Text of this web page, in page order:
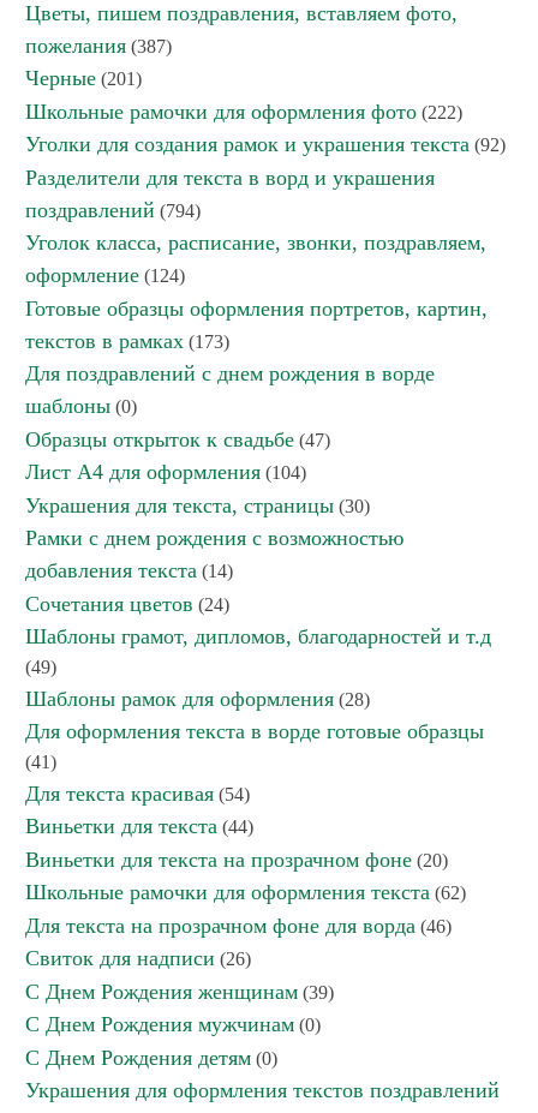
Цветы, пишем поздравления, вставляем фото,
пожелания (387)
Черные (201)
Школьные рамочки для оформления фото (222)
Уголки для создания рамок и украшения текста (92)
Разделители для текста в ворд и украшения
поздравлений (794)
Уголок класса, расписание, звонки, поздравляем,
оформление (124)
Готовые образцы оформления портретов, картин,
текстов в рамках (173)
Для поздравлений с днем рождения в ворде
шаблоны (0)
Образцы открыток к свадьбе (47)
Лист А4 для оформления (104)
Украшения для текста, страницы (30)
Рамки с днем рождения с возможностью
добавления текста (14)
Сочетания цветов (24)
Шаблоны грамот, дипломов, благодарностей и т.д
(49)
Шаблоны рамок для оформления (28)
Для оформления текста в ворде готовые образцы
(41)
Для текста красивая (54)
Виньетки для текста (44)
Виньетки для текста на прозрачном фоне (20)
Школьные рамочки для оформления текста (62)
Для текста на прозрачном фоне для ворда (46)
Свиток для надписи (26)
С Днем Рождения женщинам (39)
С Днем Рождения мужчинам (0)
С Днем Рождения детям (0)
Украшения для оформления текстов поздравлений